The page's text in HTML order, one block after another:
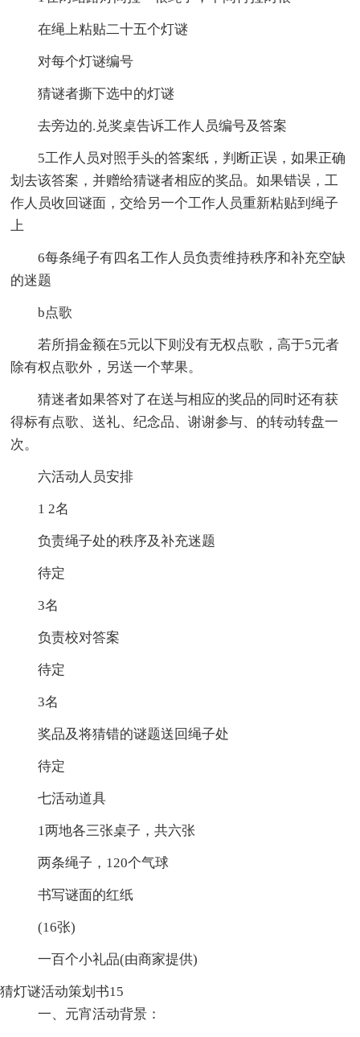
在绳上粘贴二十五个灯谜
对每个灯谜编号
猜谜者撕下选中的灯谜
去旁边的.兑奖桌告诉工作人员编号及答案
5工作人员对照手头的答案纸，判断正误，如果正确
划去该答案，并赠给猜谜者相应的奖品。如果错误，工
作人员收回谜面，交给另一个工作人员重新粘贴到绳子
上
6每条绳子有四名工作人员负责维持秩序和补充空缺
的迷题
b点歌
若所捐金额在5元以下则没有无权点歌，高于5元者
除有权点歌外，另送一个苹果。
猜迷者如果答对了在送与相应的奖品的同时还有获
得标有点歌、送礼、纪念品、谢谢参与、的转动转盘一
次。
六活动人员安排
1 2名
负责绳子处的秩序及补充迷题
待定
3名
负责校对答案
待定
3名
奖品及将猜错的谜题送回绳子处
待定
七活动道具
1两地各三张桌子，共六张
两条绳子，120个气球
书写谜面的红纸
(16张)
一百个小礼品(由商家提供)
猜灯谜活动策划书15
一、元宵活动背景：